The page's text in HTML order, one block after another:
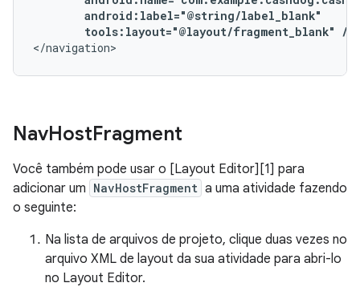
tools:layout="@layout/fragment_blank" />
</navigation>
NavHostFragment
Você também pode usar o [Layout Editor][1] para
adicionar um NavHostFragment a uma atividade fazendo
o seguinte:
Na lista de arquivos de projeto, clique duas vezes no
arquivo XML de layout da sua atividade para abri-lo
no Layout Editor.